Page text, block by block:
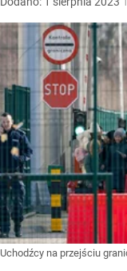
Uchodźcy na przejściu